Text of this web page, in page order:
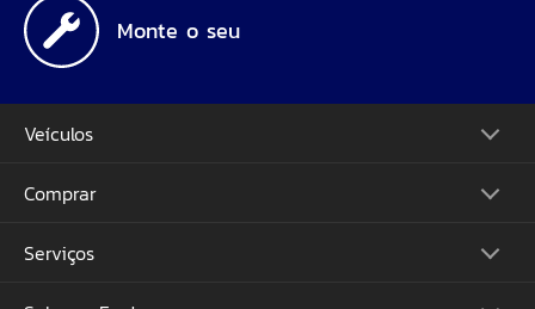
Monte o seu
Veículos
Picapes
Suvs
Performance
Comprar
Monte o Seu
Ofertas
Serviços